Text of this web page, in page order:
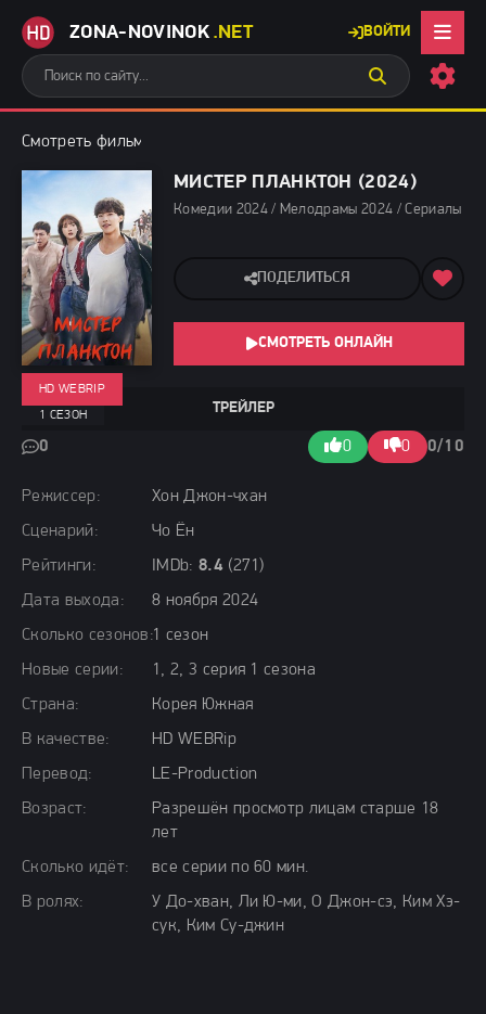
ZONA-NOVINOK .NET ВОЙТИ
Смотреть фильмы бесплатно
МИСТЕР ПЛАНКТОН (2024)
Комедии 2024 / Мелодрамы 2024 / Сериалы
Режиссер:
Хон Джон-чхан
Сценарий:
Чо Ён
Рейтинги:
IMDb: 8.4 (271)
Дата выхода:
8 ноября 2024
Сколько сезонов:1 сезон
Новые серии:
1, 2, 3 серия 1 сезона
Страна:
Корея Южная
В качестве:
HD WEBRip
Перевод:
LE-Production
Возраст:
Разрешён просмотр лицам старше 18
лет
Сколько идёт:
все серии по 60 мин.
В ролях:
У До-хван, Ли Ю-ми, О Джон-сэ, Ким Хэ-
сук, Ким Су-джин
ТРЕЙЛЕР
0 0 0 0/10
HD WEBRIP
1 СЕЗОН
ПОДЕЛИТЬСЯ
СМОТРЕТЬ ОНЛАЙН